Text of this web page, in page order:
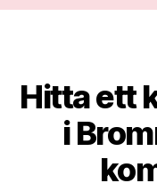
Hitta ett
i